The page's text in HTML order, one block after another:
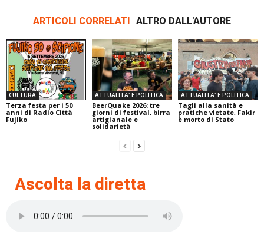
ARTICOLI CORRELATI ALTRO DALL'AUTORE
CULTURA
Terza festa per i 50
anni di Radio Città
Fujiko
ATTUALITA' E POLITICA
BeerQuake 2026: tre
giorni di festival, birra
artigianale e
solidarietà
ATTUALITA' E POLITICA
Tagli alla sanità e
pratiche vietate, Fakir
è morto di Stato
Ascolta la diretta